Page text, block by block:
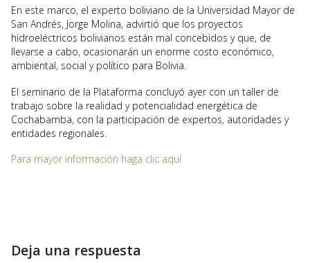
En este marco, el experto boliviano de la Universidad Mayor de
San Andrés, Jorge Molina, advirtió que los proyectos
hidroeléctricos bolivianos están mal concebidos y que, de
llevarse a cabo, ocasionarán un enorme costo económico,
ambiental, social y político para Bolivia.
El seminario de la Plataforma concluyó ayer con un taller de
trabajo sobre la realidad y potencialidad energética de
Cochabamba, con la participación de expertos, autoridades y
entidades regionales.
Para mayor información haga clic aquí
Deja una respuesta